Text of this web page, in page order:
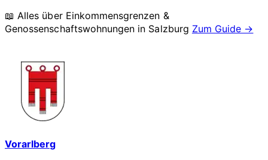
📖 Alles über Einkommensgrenzen &
Genossenschaftswohnungen in Salzburg Zum Guide →
Vorarlberg